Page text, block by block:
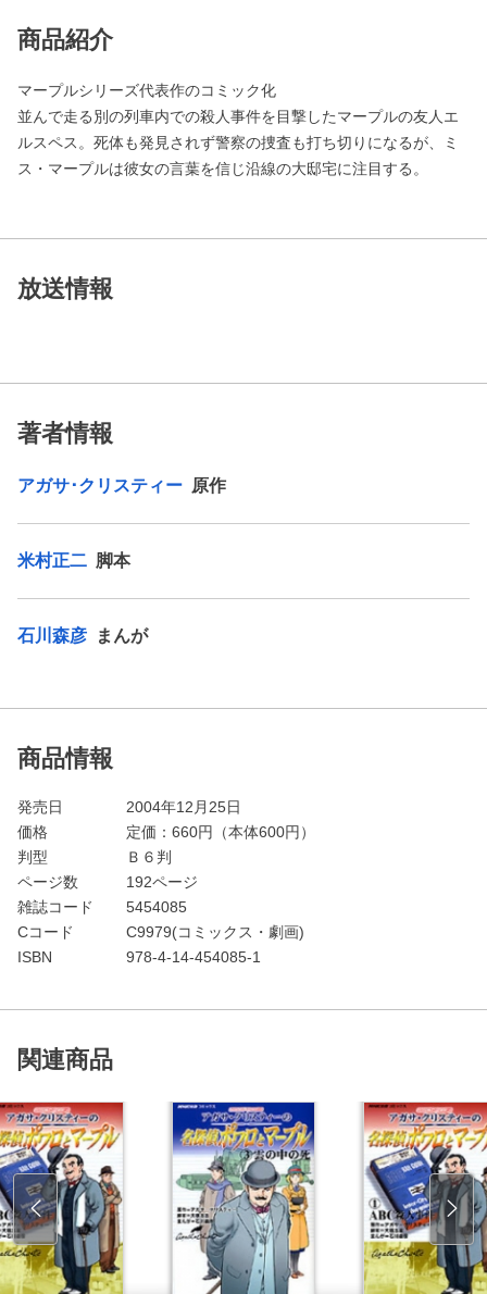
商品紹介
マープルシリーズ代表作のコミック化
並んで走る別の列車内での殺人事件を目撃したマープルの友人エ
ルスペス。死体も発見されず警察の捜査も打ち切りになるが、ミ
ス・マープルは彼女の言葉を信じ沿線の大邸宅に注目する。
放送情報
著者情報
アガサ･クリスティー 原作
米村正二 脚本
石川森彦 まんが
商品情報
発売日
2004年12月25日
価格
定価： 660円（本体600円）
判型
Ｂ６判
ページ数
192ページ
雑誌コード
5454085
Cコード
C9979(コミックス・劇画)
ISBN
978-4-14-454085-1
関連商品